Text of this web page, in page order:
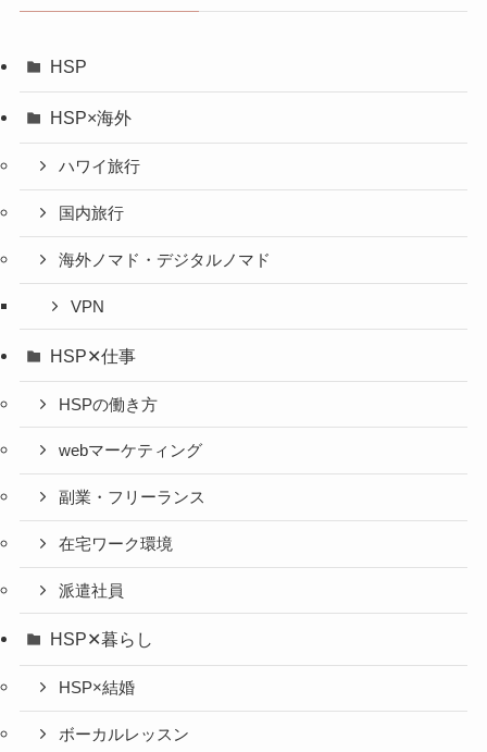
HSP
HSP×海外
ハワイ旅行
国内旅行
海外ノマド・デジタルノマド
VPN
HSP✕仕事
HSPの働き方
webマーケティング
副業・フリーランス
在宅ワーク環境
派遣社員
HSP✕暮らし
HSP×結婚
ボーカルレッスン